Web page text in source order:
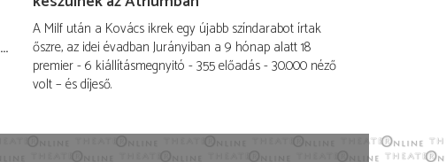
A Milf után a Kovács ikrek egy újabb színdarabot írtak
őszre, az idei évadban Jurányiban a 9 hónap alatt 18
premier - 6 kiállításmegnyitó - 355 előadás - 30.000 néző
volt – és díjeső.